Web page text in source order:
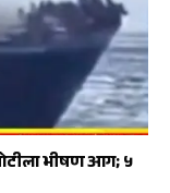
भीषण आग; ५